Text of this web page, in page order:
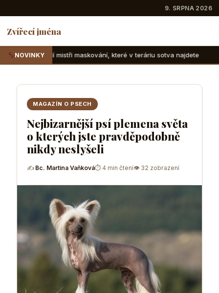
9. SRPNA 2026
Zvířecí jména
NOVINKYkteré v teráriu sotva najdete Suchozemské
MAGAZÍN O PSECH
Nejbizarnější psí plemena světa
o kterých jste pravděpodobně
nikdy neslyšeli
✍ Bc. Martina Vaňková⏱ 4 min čtení👁 32 zobrazení